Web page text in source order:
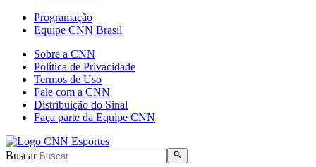
Programação
Equipe CNN Brasil
Sobre a CNN
Política de Privacidade
Termos de Uso
Fale com a CNN
Distribuição do Sinal
Faça parte da Equipe CNN
Buscar